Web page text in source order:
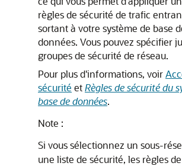
règles de sécurité de trafic
sortant à votre système de base
données. Vous pouvez spécifier
groupes de sécurité de réseau.
Pour plus d'informations, voir
sécurité etRègles de sécurité du
base de données.
Note :
Si vous sélectionnez un sous-
une liste de sécurité, les règles